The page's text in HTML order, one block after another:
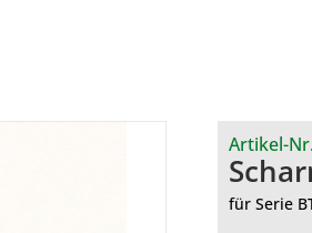
Artikel-
für Serie